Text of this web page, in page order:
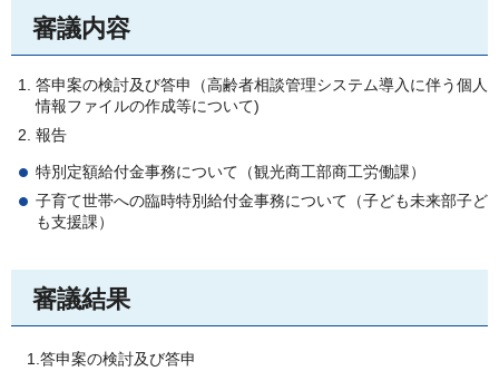
審議内容
答申案の検討及び答申（高齢者相談管理システム導入に伴う個人
情報ファイルの作成等について)
報告
特別定額給付金事務について（観光商工部商工労働課）
子育て世帯への臨時特別給付金事務について（子ども未来部子ど
も支援課）
審議結果
1.答申案の検討及び答申